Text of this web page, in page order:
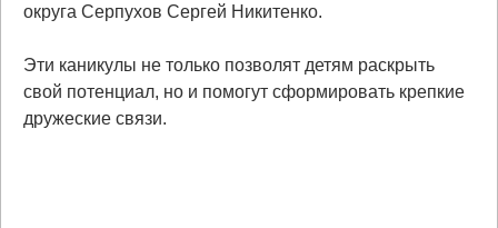
округа Серпухов Сергей Никитенко.
Эти каникулы не только позволят детям раскрыть
свой потенциал, но и помогут сформировать крепкие
дружеские связи.